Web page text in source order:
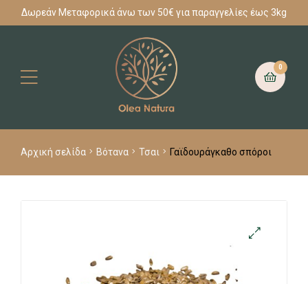
Δωρεάν Μεταφορικά άνω των 50€ για παραγγελίες έως 3kg
0
Αρχική σελίδα Βότανα Τσαι Γαϊδουράγκαθο σπόροι